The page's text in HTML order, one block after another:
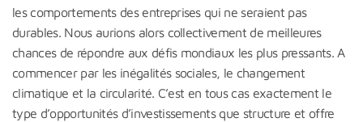
les comportements des entreprises qui ne seraient pas
durables. Nous aurions alors collectivement de meilleures
chances de répondre aux défis mondiaux les plus pressants. A
commencer par les inégalités sociales, le changement
climatique et la circularité. C’est en tous cas exactement le
type d’opportunités d’investissements que structure et offre